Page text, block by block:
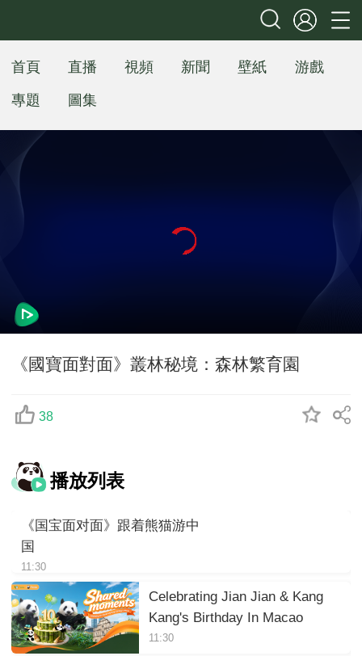
首頁 直播 視頻 新聞 壁紙
游戲
專題
圖集
《國寶面對面》叢林秘境：森林繁育園
38
播放列表
《国宝面对面》跟着熊猫游中
国
11:30
Celebrating Jian Jian & Kang
Kang's Birthday In Macao
11:30